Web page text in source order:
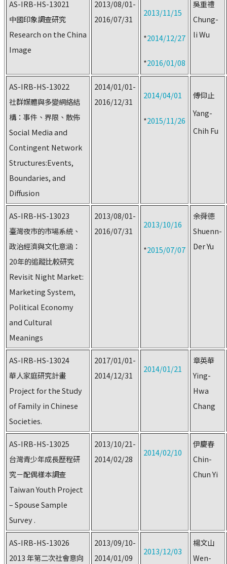
AS-IRB-HS-13021
中國印象調查研究
Research on the China
Image
2013/08/01-
2016/07/31
2013/11/15
*2014/12/27
*2016/01/08
吳重禮
Chung-
li Wu
AS-IRB-HS-13022
社群媒體與多變網絡結
構：事件、界限、散佈
Social Media and
Contingent Network
Structures:Events,
Boundaries, and
Diffusion
2014/01/01-
2016/12/31
2014/04/01
*2015/11/26
傅仰止
Yang-
Chih Fu
AS-IRB-HS-13023
臺灣夜市的市場系統、
政治經濟與文化意涵：
20年的追蹤比較研究
Revisit Night Market:
Marketing System,
Political Economy
and Cultural
Meanings
2013/08/01-
2016/07/31
2013/10/16
*2015/07/07
余舜德
Shuenn-
Der Yu
AS-IRB-HS-13024
華人家庭研究計畫
Project for the Study
of Family in Chinese
Societies.
2017/01/01-
2014/12/31
2014/01/21
章英華
Ying-
Hwa
Chang
AS-IRB-HS-13025
台灣青少年成長歷程研
究－配偶樣本調查
Taiwan Youth Project
– Spouse Sample
Survey .
2013/10/21-
2014/02/28
2014/02/10
伊慶春
Chin-
Chun Yi
AS-IRB-HS-13026
2013 年第二次社會意向
2013/09/10-
2014/01/09
2013/12/03
楊文山
Wen-